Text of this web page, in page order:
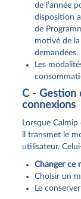
de l’année
disposition
de
motivé de
demandées.
Les
C - Gestion
connexions
Lorsque
il transmet le
utilisateur.
Changer ce
Choisir un
Le